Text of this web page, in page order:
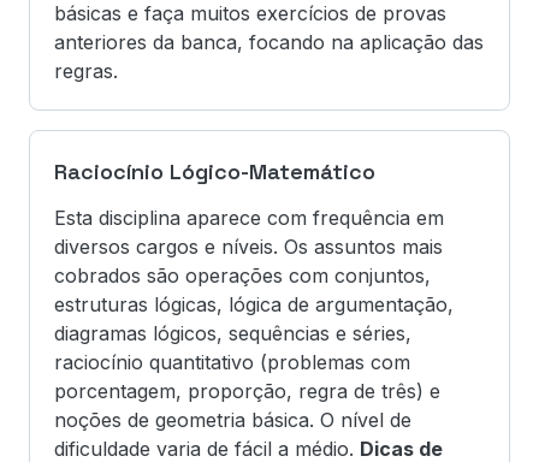
básicas e faça muitos exercícios de provas
anteriores da banca, focando na aplicação das
regras.
Raciocínio Lógico-Matemático
Esta disciplina aparece com frequência em
diversos cargos e níveis. Os assuntos mais
cobrados são operações com conjuntos,
estruturas lógicas, lógica de argumentação,
diagramas lógicos, sequências e séries,
raciocínio quantitativo (problemas com
porcentagem, proporção, regra de três) e
noções de geometria básica. O nível de
dificuldade varia de fácil a médio. Dicas de